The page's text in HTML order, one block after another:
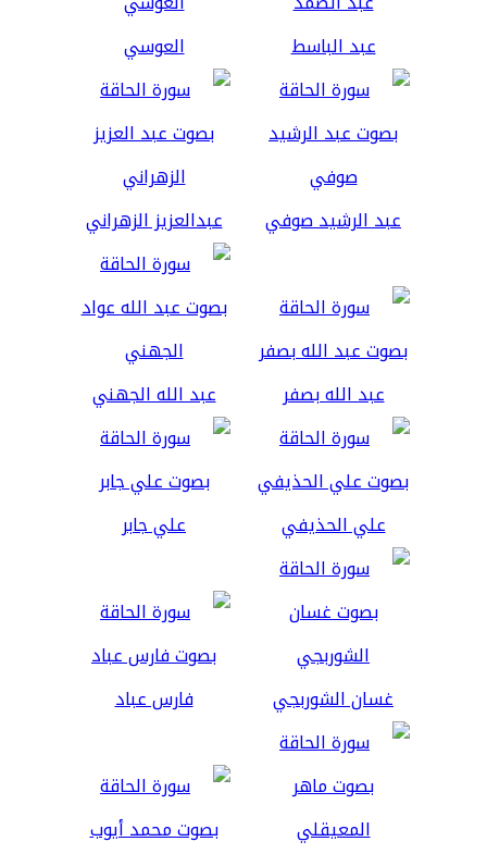
عبد الباسط العوسي
عبد الرشيد صوفي عبدالعزيز الزهراني
عبد الله بصفر عبد الله الجهني
علي الحذيفي علي جابر
غسان الشوربجي فارس عباد